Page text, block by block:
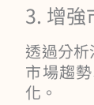
3. 增強
透過分
市場趨
化。